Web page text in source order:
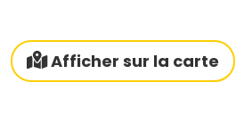
Afficher sur la carte